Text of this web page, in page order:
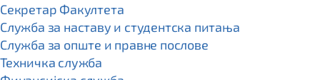
Секретар Факултета
Служба за наставу и студентска питања
Служба за опште и правне послове
Техничка служба